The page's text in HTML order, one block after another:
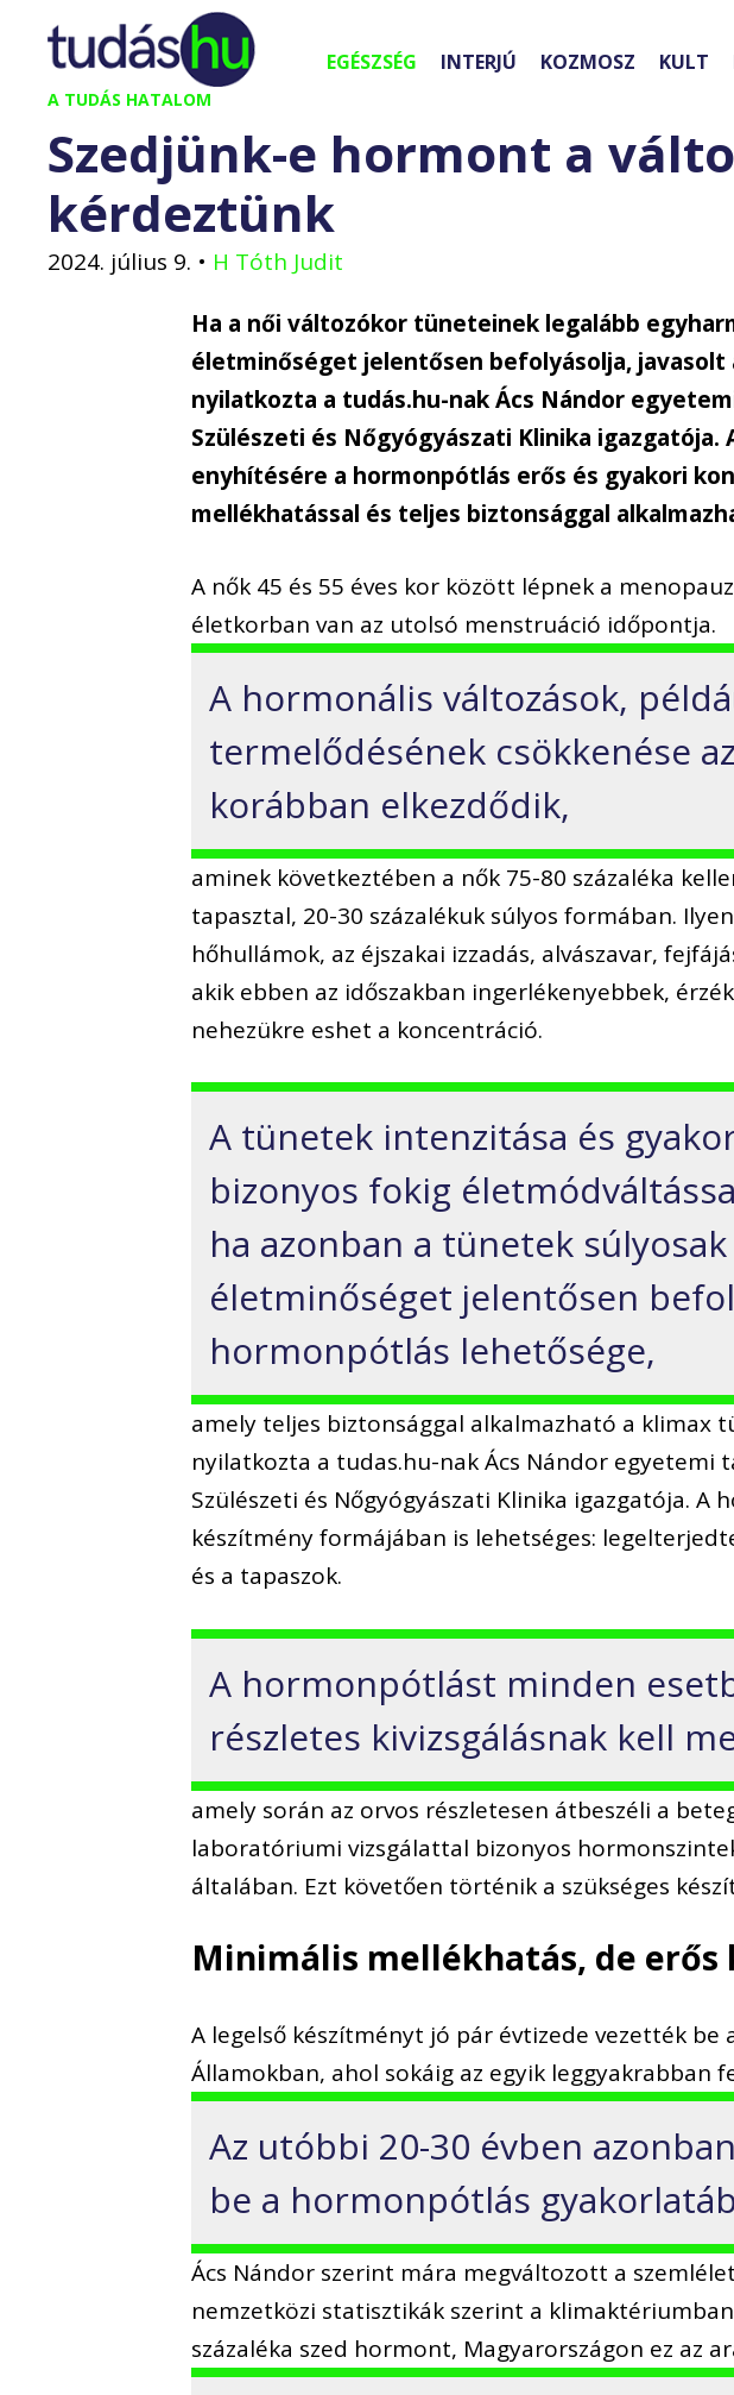
Kilépés
tartalomba
A TUDÁS HATALOM
EGÉSZSÉG INTERJÚ KOZMOSZ KULT
Szedjünk-e hormont a
kérdeztünk
2024. július 9. • H Tóth Judit
Ha a női változókor tüneteinek legalább
életminőséget jelentősen befolyásolja,
nyilatkozta a tudás.hu-nak Ács Nándor
Szülészeti és Nőgyógyászati Klinika
enyhítésére a hormonpótlás erős és gyakori
mellékhatással és teljes biztonsággal
A nők 45 és 55 éves kor között lépnek a
életkorban van az utolsó menstruáció időpontja.
A hormonális változások,
termelődésének csökkenése
korábban elkezdődik,
aminek következtében a nők 75-80 százaléka
tapasztal, 20-30 százalékuk súlyos formában.
hőhullámok, az éjszakai izzadás, alvászavar,
akik ebben az időszakban ingerlékenyebbek,
nehezükre eshet a koncentráció.
A tünetek intenzitása és
bizonyos fokig
ha azonban a tünetek súlyosak
életminőséget jelentősen
hormonpótlás lehetősége,
amely teljes biztonsággal alkalmazható a klimax
nyilatkozta a tudas.hu-nak Ács Nándor egyetemi
Szülészeti és Nőgyógyászati Klinika igazgatója. A
készítmény formájában is lehetséges:
és a tapaszok.
A hormonpótlást minden
részletes kivizsgálásnak kell
amely során az orvos részletesen átbeszéli a
laboratóriumi vizsgálattal bizonyos
általában. Ezt követően történik a szükséges
Minimális mellékhatás, de
A legelső készítményt jó pár évtizede vezették be
Államokban, ahol sokáig az egyik leggyakrabban
Az utóbbi 20-30 évben
be a hormonpótlás
Ács Nándor szerint mára megváltozott a
nemzetközi statisztikák szerint a
százaléka szed hormont, Magyarországon ez az